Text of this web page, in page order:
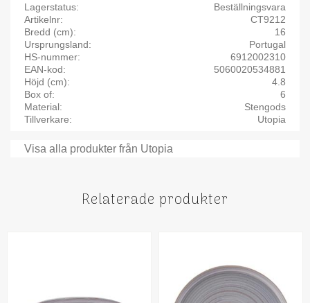
Lagerstatus
Beställningsvara
Artikelnr
CT9212
Bredd (cm)
16
Ursprungsland
Portugal
HS-nummer
6912002310
EAN-kod
5060020534881
Höjd (cm)
4.8
Box of
6
Material
Stengods
Tillverkare
Utopia
Visa alla produkter från Utopia
Relaterade produkter